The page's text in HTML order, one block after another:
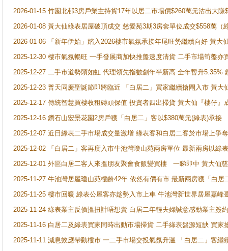
2026-01-15 竹園北邨3房戶業主持貨17年以居二市場價$260萬元沽出大賺
2026-01-08 黃大仙綠表居屋破頂成交 慈愛苑3期3房套單位成交$558萬（
2026-01-06 「新年伊始」踏入2026樓市氣氛承接年尾旺勢繼續向好 黃
2025-12-30 樓市氣氛暢旺 一手發展商加快推盤速度清貨 二手市場筍盤
2025-12-27 二手市道勢頭如虹 代理領先指數創年半新高 全年暫升5.35%
2025-12-23 普天同慶聖誕節即將臨近 「白居二」買家繼續搶閘入市 黃
2025-12-17 傳統智慧買樓收租磚頭保值 投資者四出掃貨 黃大仙『樓仔
2025-12-16 鑽石山宏景花園2房戶獲「白居二」客以$380萬元(綠表)承接
2025-12-07 近日綠表二手市場成交量激增 綠表客和白居二客於市場上
2025-12-02 「白居二」客再度入市牛池灣瓊山苑兩房單位 最新兩房以綠
2025-12-01 外區白居二客人來搵朋友聚會食飯變買樓 一睇即中 黃大仙
2025-11-27 牛池灣居屋瓊山苑樓齢42年 依然有價有市 最新兩房獲「白居
2025-11-25 樓市回暖 綠表公屋客亦趁勢入市上車 牛池灣新世界居屋嘉峰
2025-11-24 綠表業主反價搵扭計唔想賣 白居二年輕夫婦誠意感動業主簽
2025-11-16 白居二及綠表買家同時出動市場掃貨 二手綠表盤源短缺 買
2025-11-11 減息效應帶動樓市 一二手市場交投氣氛升温 「白居二」客